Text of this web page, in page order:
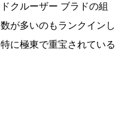
クルーザー ブラドの組
が多いのもランクインし
に極東で重宝されている